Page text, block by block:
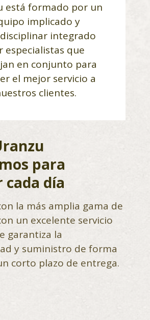
está formado por un
implicado y
integrado
especialistas que
en conjunto para
el mejor servicio a
clientes.
para
día
la más amplia gama de
un excelente servicio
garantiza la
y suministro de forma
corto plazo de entrega.